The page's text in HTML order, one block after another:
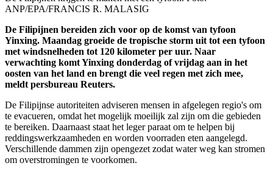
ANP/EPA/FRANCIS R. MALASIG
De Filipijnen bereiden zich voor op de komst van tyfoon
Yinxing. Maandag groeide de tropische storm uit tot een tyfoon
met windsnelheden tot 120 kilometer per uur. Naar
verwachting komt Yinxing donderdag of vrijdag aan in het
oosten van het land en brengt die veel regen met zich mee,
meldt persbureau Reuters.
De Filipijnse autoriteiten adviseren mensen in afgelegen regio's om
te evacueren, omdat het mogelijk moeilijk zal zijn om die gebieden
te bereiken. Daarnaast staat het leger paraat om te helpen bij
reddingswerkzaamheden en worden voorraden eten aangelegd.
Verschillende dammen zijn opengezet zodat water weg kan stromen
om overstromingen te voorkomen.